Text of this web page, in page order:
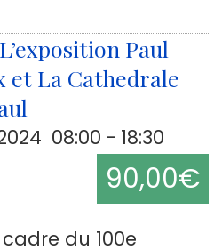
Paul
et La Cathedrale
08:00 - 18:30
90,00€
du 100e